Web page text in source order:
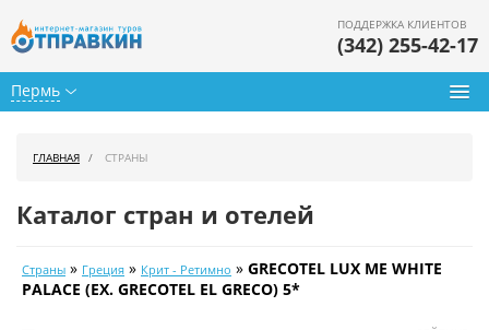
Пермь
ПОДДЕРЖКА КЛИЕНТОВ
(342) 255-42-17
Календарь туров
Цены дня
ГЛАВНАЯ СТРАНЫ
Каталог стран и отелей
Страны » Греция » Крит - Ретимно » GRECOTEL LUX ME WHITE
PALACE (EX. GRECOTEL EL GRECO) 5*